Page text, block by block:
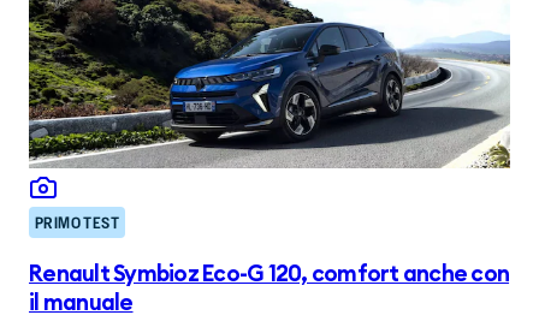
PRIMO TEST
Renault Symbioz Eco-G 120, comfort anche con
il manuale